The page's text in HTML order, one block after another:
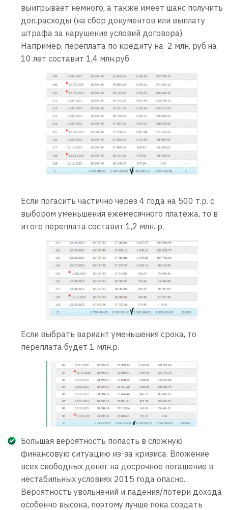
выигрывает немного, а также имеет шанс получить
доп.расходы (на сбор документов или выплату
штрафа за нарушение условий договора).
Например, переплата по кредиту на 2 млн. руб.на
10 лет составит 1,4 млн.руб.
Если погасить частично через 4 года на 500 т.р. с
выбором уменьшения ежемесячного платежа, то в
итоге переплата составит 1,2 млн. р.
Если выбрать вариант уменьшения срока, то
переплата будет 1 млн.р.
Большая вероятность попасть в сложную
финансовую ситуацию из-за кризиса. Вложение
всех свободных денег на досрочное погашение в
нестабильных условиях 2015 года опасно.
Вероятность увольнений и падения/потери дохода
особенно высока, поэтому лучше пока создать